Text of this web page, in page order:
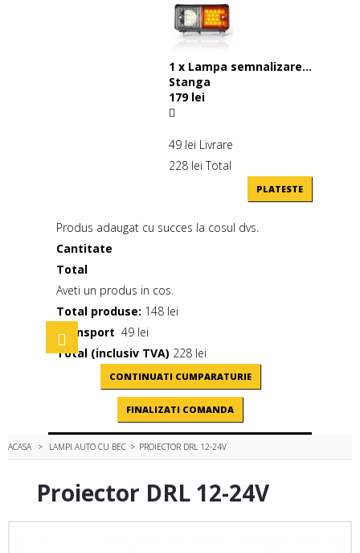
1 x Lampa semnalizare...
Stanga
179 lei
49 lei Livrare
228 lei Total
PLATESTE
Produs adaugat cu succes la cosul dvs.
Cantitate
Total
Aveti un produs in cos.
Total produse: 148 lei
Transport 49 lei
Total (inclusiv TVA) 228 lei
CONTINUATI CUMPARATURIE
FINALIZATI COMANDA
Toggle
navigation
ACASA > LAMPI AUTO CU BEC > PROIECTOR DRL 12-24V
Proiector DRL 12-24V